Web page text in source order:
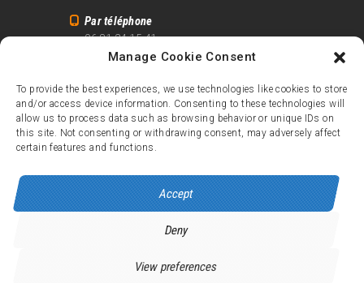
Manage Cookie Consent
To provide the best experiences, we use technologies like cookies to store
and/or access device information. Consenting to these technologies will
allow us to process data such as browsing behavior or unique IDs on
this site. Not consenting or withdrawing consent, may adversely affect
certain features and functions.
Accept
Deny
View preferences
Par téléphone
06 81 24 15 41
info@alpe21.fr
Mentions légales
Contact
crédits